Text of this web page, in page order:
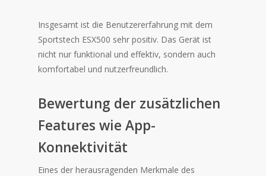
Insgesamt ist die Benutzererfahrung mit dem
Sportstech ESX500 sehr positiv. Das Gerät ist
nicht nur funktional und effektiv, sondern auch
komfortabel und nutzerfreundlich.
Bewertung der zusätzlichen
Features wie App-
Konnektivität
Eines der herausragenden Merkmale des